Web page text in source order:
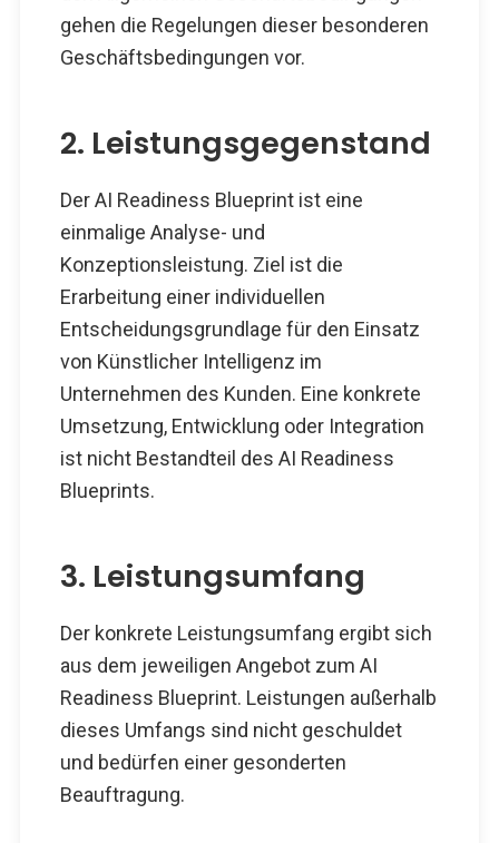
gehen die Regelungen dieser besonderen
Geschäftsbedingungen vor.
2. Leistungsgegenstand
Der AI Readiness Blueprint ist eine
einmalige Analyse- und
Konzeptionsleistung. Ziel ist die
Erarbeitung einer individuellen
Entscheidungsgrundlage für den Einsatz
von Künstlicher Intelligenz im
Unternehmen des Kunden. Eine konkrete
Umsetzung, Entwicklung oder Integration
ist nicht Bestandteil des AI Readiness
Blueprints.
3. Leistungsumfang
Der konkrete Leistungsumfang ergibt sich
aus dem jeweiligen Angebot zum AI
Readiness Blueprint. Leistungen außerhalb
dieses Umfangs sind nicht geschuldet
und bedürfen einer gesonderten
Beauftragung.